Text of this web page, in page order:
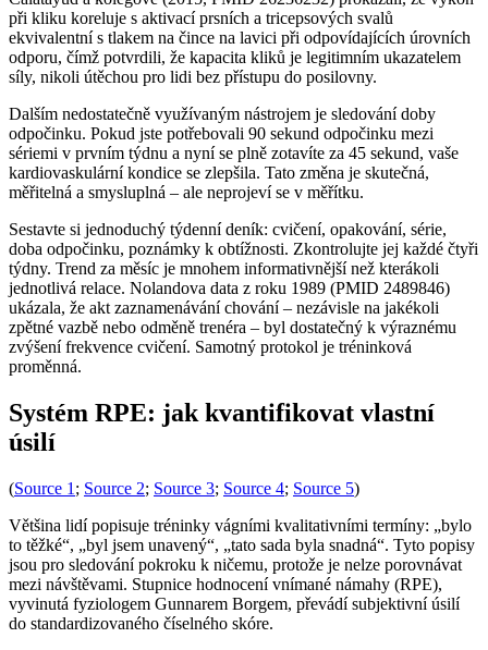
při kliku koreluje s aktivací prsních a tricepsových svalů
ekvivalentní s tlakem na čince na lavici při odpovídajících úrovních
odporu, čímž potvrdili, že kapacita kliků je legitimním ukazatelem
síly, nikoli útěchou pro lidi bez přístupu do posilovny.
Dalším nedostatečně využívaným nástrojem je sledování doby
odpočinku. Pokud jste potřebovali 90 sekund odpočinku mezi
sériemi v prvním týdnu a nyní se plně zotavíte za 45 sekund, vaše
kardiovaskulární kondice se zlepšila. Tato změna je skutečná,
měřitelná a smysluplná – ale neprojeví se v měřítku.
Sestavte si jednoduchý týdenní deník: cvičení, opakování, série,
doba odpočinku, poznámky k obtížnosti. Zkontrolujte jej každé čtyři
týdny. Trend za měsíc je mnohem informativnější než kterákoli
jednotlivá relace. Nolandova data z roku 1989 (PMID 2489846)
ukázala, že akt zaznamenávání chování – nezávisle na jakékoli
zpětné vazbě nebo odměně trenéra – byl dostatečný k výraznému
zvýšení frekvence cvičení. Samotný protokol je tréninková
proměnná.
Systém RPE: jak kvantifikovat vlastní
úsilí
(Source 1 ; Source 2; Source 3; Source 4; Source 5)
Většina lidí popisuje tréninky vágními kvalitativními termíny: „bylo
to těžké“, „byl jsem unavený“, „tato sada byla snadná“. Tyto popisy
jsou pro sledování pokroku k ničemu, protože je nelze porovnávat
mezi návštěvami. Stupnice hodnocení vnímané námahy (RPE),
vyvinutá fyziologem Gunnarem Borgem, převádí subjektivní úsilí
do standardizovaného číselného skóre.